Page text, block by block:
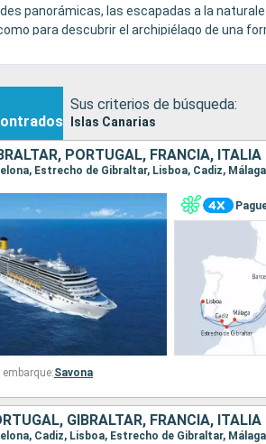
panorámicas, las escapadas a la
para descubrir el archipiélago de una
Sus criterios de búsqueda:
Islas Canarias
PORTUGAL, FRANCIA, ITALIA
Estrecho de Gibraltar, Lisboa, Cadiz,
Savona
GIBRALTAR, FRANCIA, ITALIA
Cadiz, Lisboa, Estrecho de Gibraltar,